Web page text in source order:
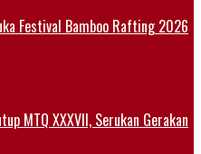
Festival Bamboo Rafting 2026
MTQ XXXVII, Serukan Gerakan